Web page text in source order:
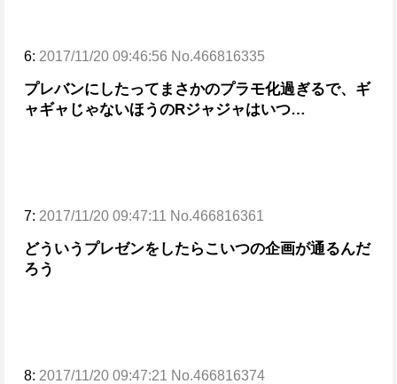
6: 2017/11/20 09:46:56 No.466816335
プレバンにしたってまさかのプラモ化過ぎるで、ギ
ャギャじゃないほうのRジャジャはいつ…
7: 2017/11/20 09:47:11 No.466816361
どういうプレゼンをしたらこいつの企画が通るんだ
ろう
8: 2017/11/20 09:47:21 No.466816374